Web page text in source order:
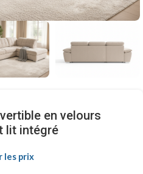
en velours
lit intégré
les prix